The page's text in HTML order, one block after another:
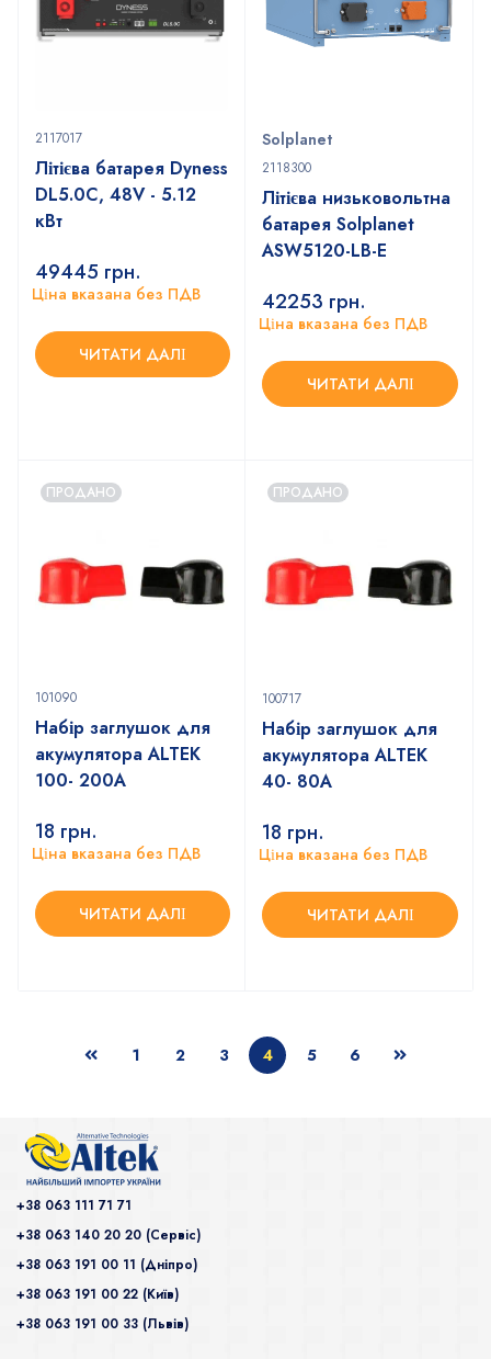
2117017
Літієва батарея Dyness
DL5.0C, 48V - 5.12
кВт
49445 грн.
Ціна вказана без ПДВ
ЧИТАТИ ДАЛІ
Solplanet
2118300
Літієва низьковольтна
батарея Solplanet
ASW5120-LB-E
42253 грн.
Ціна вказана без ПДВ
ЧИТАТИ ДАЛІ
ПРОДАНО
101090
Набір заглушок для
акумулятора ALTEK
100- 200А
18 грн.
Ціна вказана без ПДВ
ЧИТАТИ ДАЛІ
ПРОДАНО
100717
Набір заглушок для
акумулятора ALTEK
40- 80А
18 грн.
Ціна вказана без ПДВ
ЧИТАТИ ДАЛІ
1 2 3 4 5 6
+38 063 111 71 71
+38 063 140 20 20 (Сервiс)
+38 063 191 00 11 (Дніпро)
+38 063 191 00 22 (Київ)
+38 063 191 00 33 (Львів)